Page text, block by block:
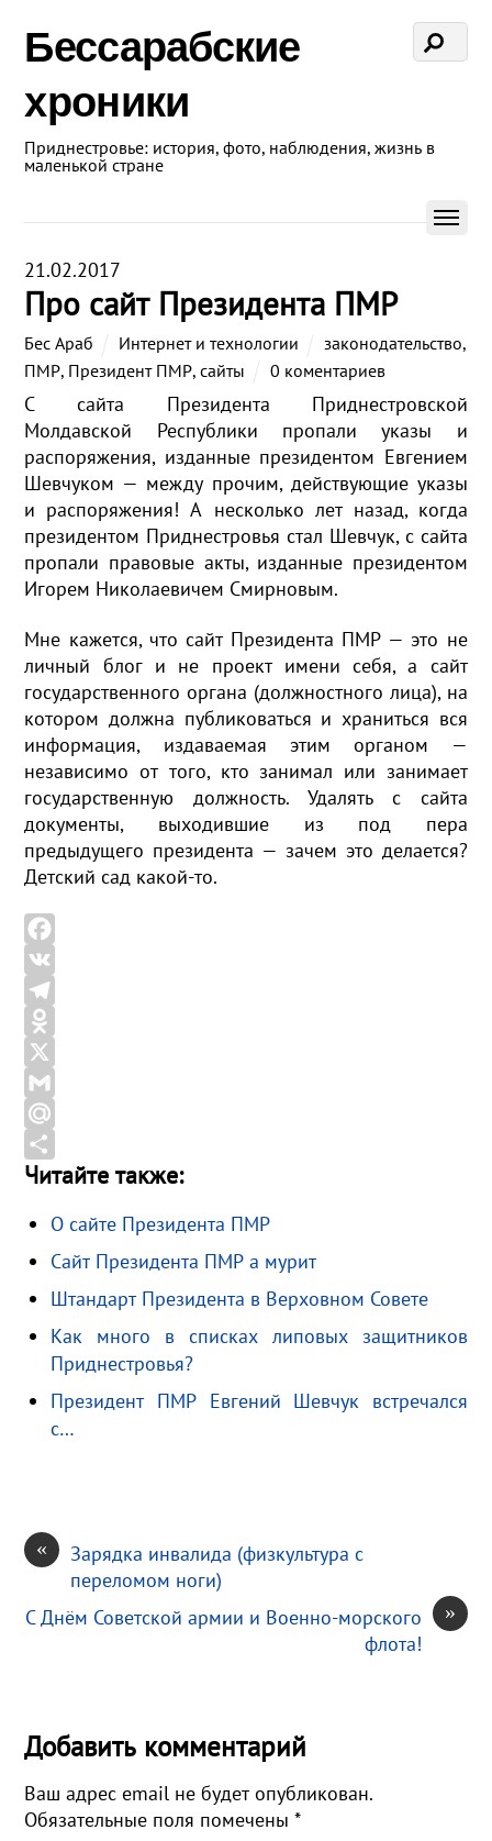
Бессарабские
хроники
Приднестровье: история, фото, наблюдения, жизнь в
маленькой стране
21.02.2017
Про сайт Президента ПМР
Бес Араб Интернет и технологии законодательство,
ПМР, Президент ПМР,сайты 0 коментариев
С сайта Президента Приднестровской
Молдавской Республики пропали указы и
распоряжения, изданные президентом Евгением
Шевчуком — между прочим, действующие указы
и распоряжения! А несколько лет назад, когда
президентом Приднестровья стал Шевчук, с сайта
пропали правовые акты, изданные президентом
Игорем Николаевичем Смирновым.
Мне кажется, что сайт Президента ПМР — это не
личный блог и не проект имени себя, а сайт
государственного органа (должностного лица), на
котором должна публиковаться и храниться вся
информация, издаваемая этим органом —
независимо от того, кто занимал или занимает
государственную должность. Удалять с сайта
документы, выходившие из под пера
предыдущего президента — зачем это делается?
Детский сад какой-то.
F
a
c
e
b
o
o
k
V
K
T
e
l
e
g
r
m
O
d
n
o
k
a
s
s
n
X
G
m
a
M
a
R
u
О
п
р
а
в
Читайте также:
О сайте Президента ПМР
Сайт Президента ПМР а мурит
Штандарт Президента в Верховном Совете
Как много в списках липовых защитников
Приднестровья?
Президент ПМР Евгений Шевчук встречался
с…
«
Зарядка инвалида (физкультура с
переломом ноги)
»
C Днём Советской армии и Военно-морского
флота!
Добавить комментарий
Ваш адрес email не будет опубликован.
Обязательные поля помечены*